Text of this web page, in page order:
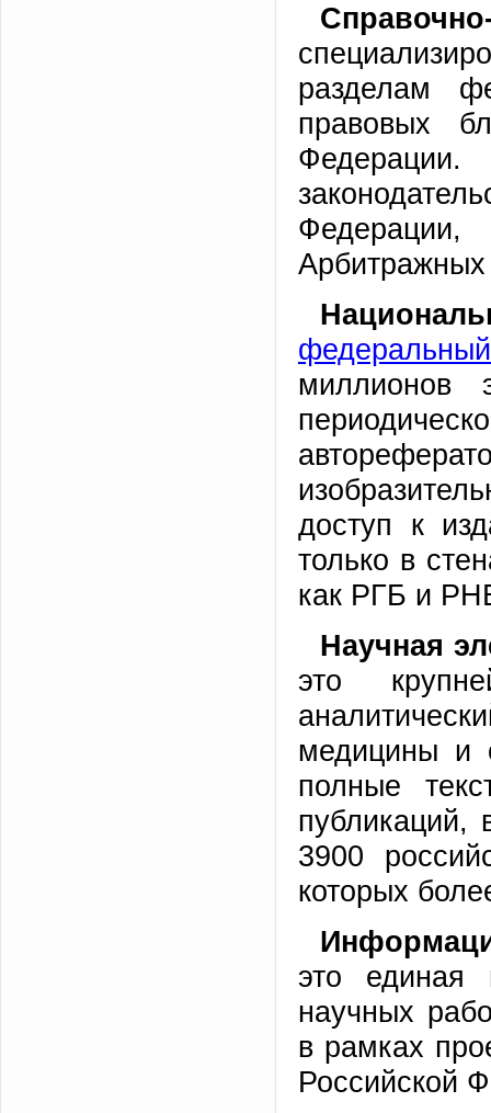
разделам
правовых
миллионов
доступ к
только в
как РГБ и
Научная
это
медицины и
полные
публикаций,
3900
которых
это единая
научных
в рамках
Российской